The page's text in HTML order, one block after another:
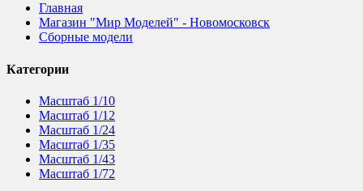
Главная
Магазин "Мир Моделей" - Новомосковск
Сборные модели
Категории
Масштаб 1/10
Масштаб 1/12
Масштаб 1/24
Масштаб 1/35
Масштаб 1/43
Масштаб 1/72